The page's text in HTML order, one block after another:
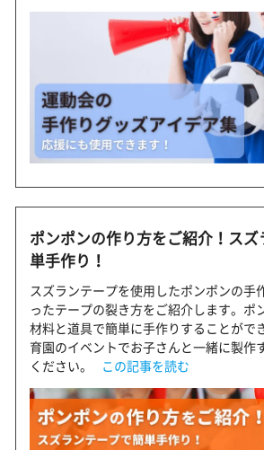
ポンポンの作り方をご紹介！ス
単手作り！
スズランテープを使用したポンポンの手
ったテープの裂き方をご紹介します。ポ
材料と道具で簡単に手作りすることがで
育園のイベントでお子さんと一緒に製作
ください。
この記事を読む